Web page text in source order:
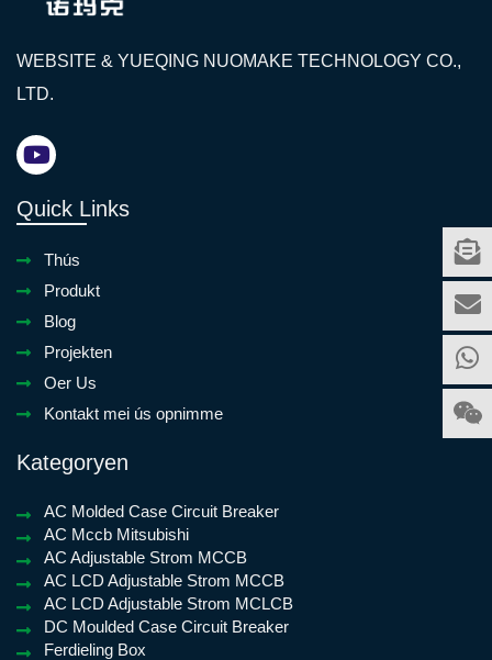
WEBSITE & YUEQING NUOMAKE TECHNOLOGY CO.,
LTD.
Quick Links
Thús
Produkt
Blog
Projekten
Oer Us
Kontakt mei ús opnimme
Kategoryen
AC Molded Case Circuit Breaker
AC Mccb Mitsubishi
AC Adjustable Strom MCCB
AC LCD Adjustable Strom MCCB
AC LCD Adjustable Strom MCLCB
DC Moulded Case Circuit Breaker
Ferdieling Box